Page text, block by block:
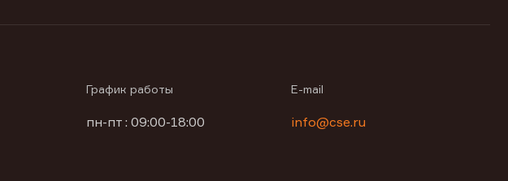
График работы
пн-пт : 09:00-18:00
E-mail
info@cse.ru